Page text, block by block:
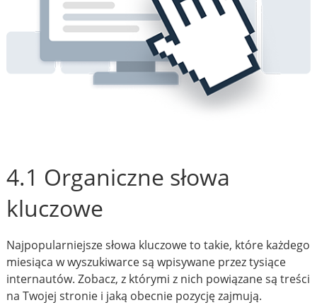
4.1 Organiczne słowa
kluczowe
Najpopularniejsze słowa kluczowe to takie, które każdego
miesiąca w wyszukiwarce są wpisywane przez tysiące
internautów. Zobacz, z którymi z nich powiązane są treści
na Twojej stronie i jaką obecnie pozycję zajmują.